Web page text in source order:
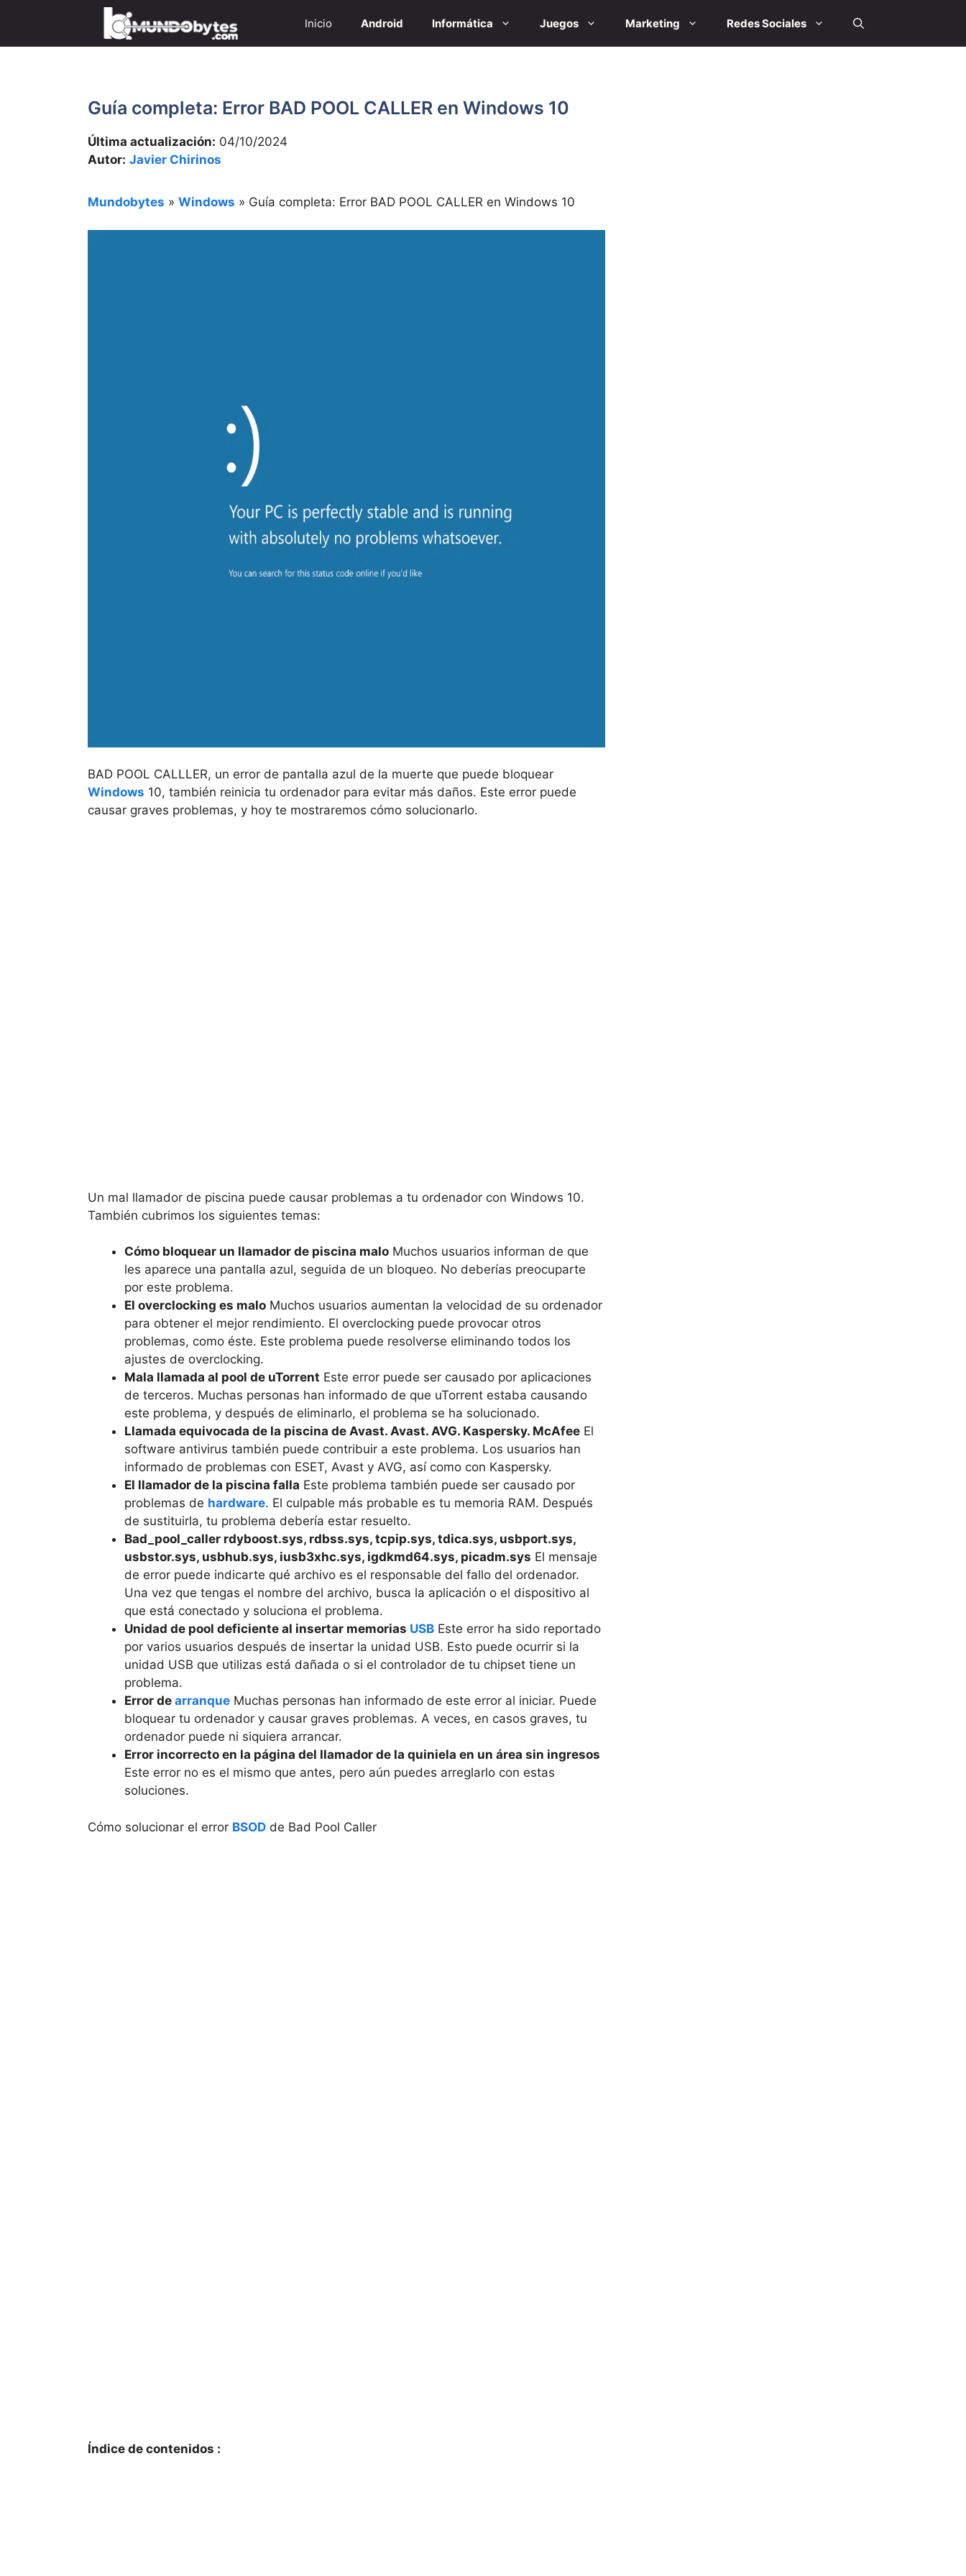
contenido
Inicio Android Informática Juegos Marketing Redes Sociales
Guía completa: Error BAD POOL CALLER en Windows 10
Última actualización: 04/10/2024
Autor: Javier Chirinos
Mundobytes » Windows » Guía completa: Error BAD POOL CALLER en Windows 10
BAD POOL CALLLER, un error de pantalla azul de la muerte que puede bloquear
Windows 10, también reinicia tu ordenador para evitar más daños. Este error puede
causar graves problemas, y hoy te mostraremos cómo solucionarlo.
Un mal llamador de piscina puede causar problemas a tu ordenador con Windows 10.
También cubrimos los siguientes temas:
Cómo bloquear un llamador de piscina malo Muchos usuarios informan de que
les aparece una pantalla azul, seguida de un bloqueo. No deberías preocuparte
por este problema.
El overclocking es malo Muchos usuarios aumentan la velocidad de su ordenador
para obtener el mejor rendimiento. El overclocking puede provocar otros
problemas, como éste. Este problema puede resolverse eliminando todos los
ajustes de overclocking.
Mala llamada al pool de uTorrent Este error puede ser causado por aplicaciones
de terceros. Muchas personas han informado de que uTorrent estaba causando
este problema, y después de eliminarlo, el problema se ha solucionado.
Llamada equivocada de la piscina de Avast. Avast. AVG. Kaspersky. McAfee El
software antivirus también puede contribuir a este problema. Los usuarios han
informado de problemas con ESET, Avast y AVG, así como con Kaspersky.
El llamador de la piscina falla Este problema también puede ser causado por
problemas de hardware. El culpable más probable es tu memoria RAM. Después
de sustituirla, tu problema debería estar resuelto.
Bad_pool_caller rdyboost.sys, rdbss.sys, tcpip.sys, tdica.sys, usbport.sys,
usbstor.sys, usbhub.sys, iusb3xhc.sys, igdkmd64.sys, picadm.sys El mensaje
de error puede indicarte qué archivo es el responsable del fallo del ordenador.
Una vez que tengas el nombre del archivo, busca la aplicación o el dispositivo al
que está conectado y soluciona el problema.
Unidad de pool deficiente al insertar memorias USB Este error ha sido reportado
por varios usuarios después de insertar la unidad USB. Esto puede ocurrir si la
unidad USB que utilizas está dañada o si el controlador de tu chipset tiene un
problema.
Error de arranque Muchas personas han informado de este error al iniciar. Puede
bloquear tu ordenador y causar graves problemas. A veces, en casos graves, tu
ordenador puede ni siquiera arrancar.
Error incorrecto en la página del llamador de la quiniela en un área sin ingresos
Este error no es el mismo que antes, pero aún puedes arreglarlo con estas
soluciones.
Cómo solucionar el error BSOD de Bad Pool Caller
Índice de contenidos :